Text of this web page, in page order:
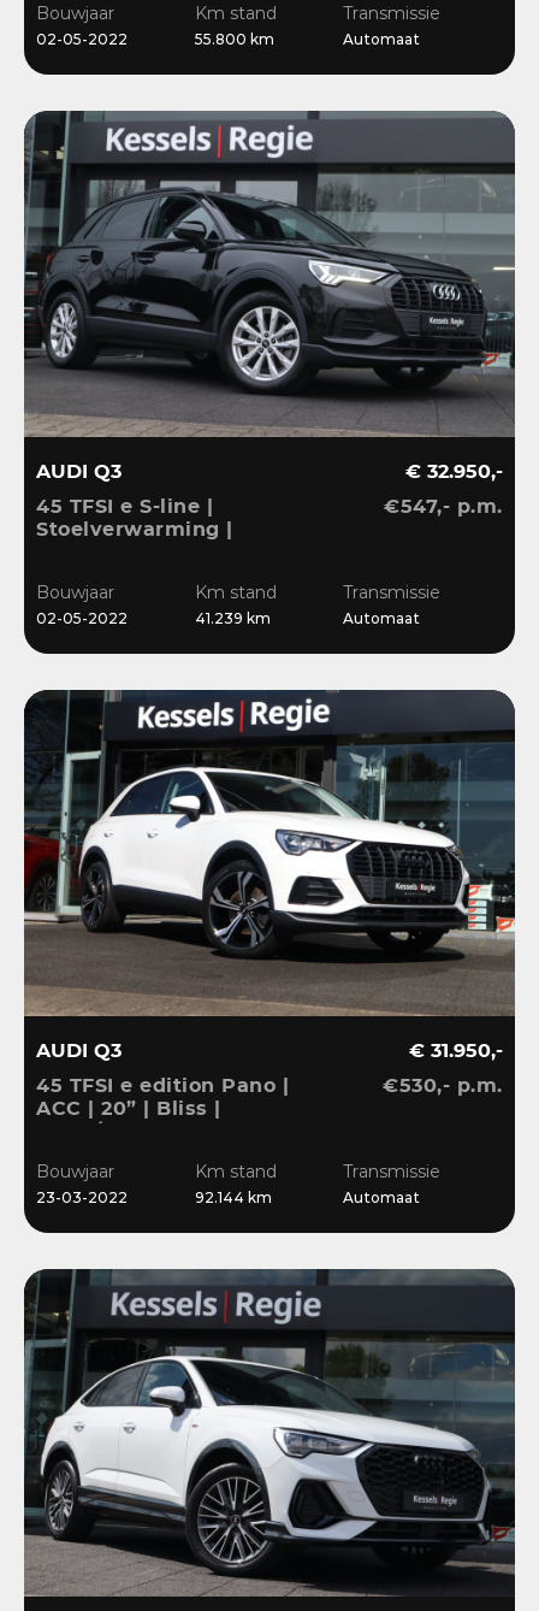
Bouwjaar
02-05-2022
Km stand
55.800 km
Transmissie
Automaat
AUDI Q3
45 TFSI e S-line |
Stoelverwarming |
€ 32.950,-
€547,- p.m.
Bouwjaar
02-05-2022
Km stand
41.239 km
Transmissie
Automaat
AUDI Q3
45 TFSI e edition Pano |
ACC | 20” | Bliss |
€ 31.950,-
€530,- p.m.
Bouwjaar
23-03-2022
Km stand
92.144 km
Transmissie
Automaat